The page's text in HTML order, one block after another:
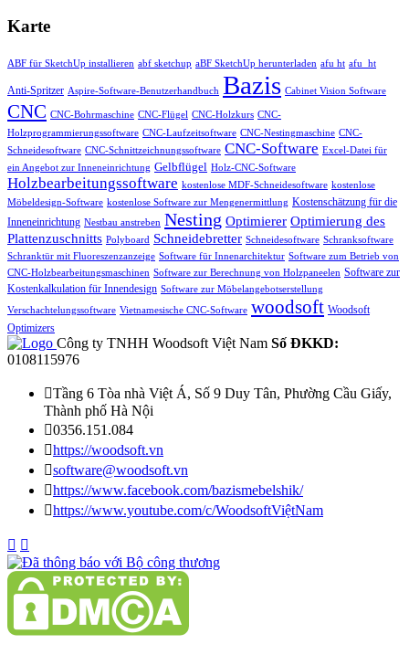
Karte
ABF für SketchUp installieren abf sketchup aBF SketchUp herunterladen afu ht afu_ht
Anti-Spritzer Aspire-Software-Benutzerhandbuch Bazis Cabinet Vision Software
CNC CNC-Bohrmaschine CNC-Flügel CNC-Holzkurs CNC-
Holzprogrammierungssoftware CNC-Laufzeitsoftware CNC-Nestingmaschine CNC-
Schneidesoftware CNC-Schnittzeichnungssoftware CNC-Software Excel-Datei für
ein Angebot zur Inneneinrichtung Gelbflügel Holz-CNC-Software
Holzbearbeitungssoftware kostenlose MDF-Schneidesoftware kostenlose
Möbeldesign-Software kostenlose Software zur Mengenermittlung Kostenschätzung für die
Inneneinrichtung Nestbau anstreben Nesting Optimierer Optimierung des
Plattenzuschnitts Polyboard Schneidebretter Schneidesoftware Schranksoftware
Schranktür mit Fluoreszenzanzeige Software für Innenarchitektur Software zum Betrieb von
CNC-Holzbearbeitungsmaschinen Software zur Berechnung von Holzpaneelen Software zur
Kostenkalkulation für Innendesign Software zur Möbelangebotserstellung
Verschachtelungssoftware Vietnamesische CNC-Software woodsoft Woodsoft
Optimizers
Công ty TNHH Woodsoft Việt Nam Số ĐKKD:
0108115976
Tầng 6 Tòa nhà Việt Á, Số 9 Duy Tân, Phường Cầu Giấy,
Thành phố Hà Nội
0356.151.084
https://woodsoft.vn
software@woodsoft.vn
https://www.facebook.com/bazismebelshik/
https://www.youtube.com/c/WoodsoftViệtNam
 